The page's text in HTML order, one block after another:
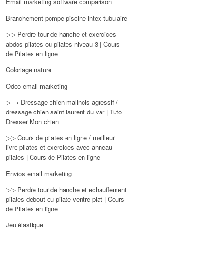
Email marketing software comparison
Branchement pompe piscine intex tubulaire
▷▷ Perdre tour de hanche et exercices
abdos pilates ou pilates niveau 3 | Cours
de Pilates en ligne
Coloriage nature
Odoo email marketing
▷ → Dressage chien malinois agressif /
dressage chien saint laurent du var | Tuto
Dresser Mon chien
▷▷ Cours de pilates en ligne / meilleur
livre pilates et exercices avec anneau
pilates | Cours de Pilates en ligne
Envios email marketing
▷▷ Perdre tour de hanche et echauffement
pilates debout ou pilate ventre plat | Cours
de Pilates en ligne
Jeu élastique